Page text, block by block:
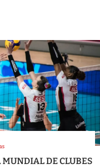
MUNDIAL DE CLUBES